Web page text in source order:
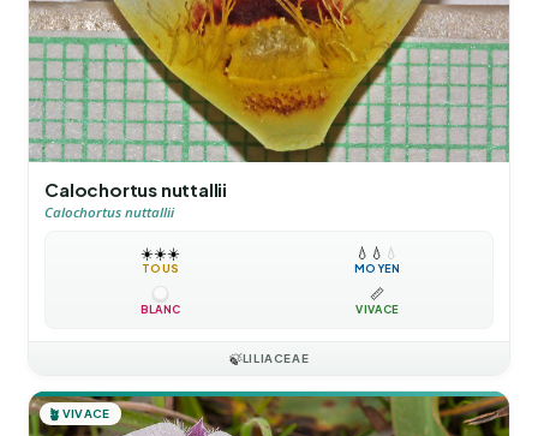
Calochortus nuttallii
Calochortus nuttallii
☀️☀️☀️
TOUS
💧 💧 💧
MOYEN
BLANC
📏
VIVACE
🍃LILIACEAE
🪴 VIVACE